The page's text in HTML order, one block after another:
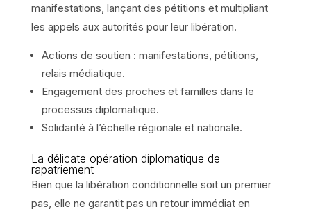
manifestations, lançant des pétitions et multipliant
les appels aux autorités pour leur libération.
Actions de soutien : manifestations, pétitions,
relais médiatique.
Engagement des proches et familles dans le
processus diplomatique.
Solidarité à l’échelle régionale et nationale.
La délicate opération diplomatique de
rapatriement
Bien que la libération conditionnelle soit un premier
pas, elle ne garantit pas un retour immédiat en